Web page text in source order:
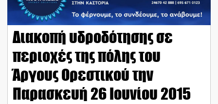
Διακοπή υδροδότησης σε
περιοχές της πόλης του
Άργους Ορεστικού την
Παρασκευή 26 Ιουνίου 2015